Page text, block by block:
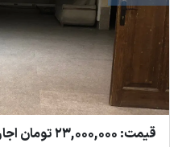
قیمت: 23,000,000 تومان اجاره